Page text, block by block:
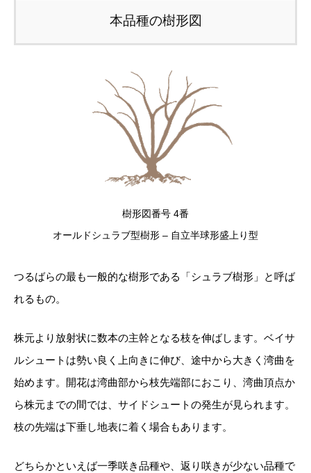
本品種の樹形図
樹形図番号 4番
オールドシュラブ型樹形 – 自立半球形盛上り型
つるばらの最も一般的な樹形である「シュラブ樹形」と呼ば
れるもの。
株元より放射状に数本の主幹となる枝を伸ばします。ベイサ
ルシュートは勢い良く上向きに伸び、途中から大きく湾曲を
始めます。開花は湾曲部から枝先端部におこり、湾曲頂点か
ら株元までの間では、サイドシュートの発生が見られます。
枝の先端は下垂し地表に着く場合もあります。
どちらかといえば一季咲き品種や、返り咲きが少ない品種で